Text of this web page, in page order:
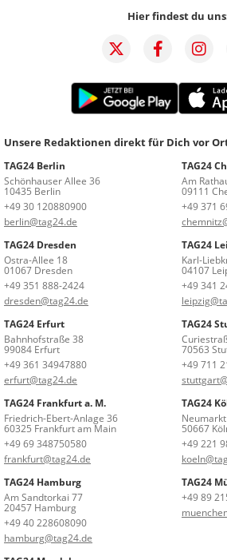
Hier findest du
Unsere Redaktionen direkt für Dich vor
TAG24 Berlin
Schönhauser Allee 36
10435 Berlin
+49 30 120880900
berlin@tag24.de
TAG24
Am
09111
+49 371
TAG24 Dresden
Ostra-Allee 18
01067 Dresden
+49 351 888-2424
dresden@tag24.de
TAG24
Karl-
04107
+49 341
TAG24 Erfurt
Bahnhofstraße 38
99084 Erfurt
+49 361 34947880
erfurt@tag24.de
TAG24
70563
+49 711
TAG24 Frankfurt a. M.
Friedrich-Ebert-Anlage 36
60325 Frankfurt am Main
+49 69 348750580
frankfurt@tag24.de
TAG24
50667
+49 221
TAG24 Hamburg
Am Sandtorkai 77
20457 Hamburg
+49 40 228608090
hamburg@tag24.de
TAG24
+49 89